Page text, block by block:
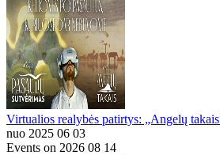
Virtualios realybės patirtys: „Angelų
nuo 2025 06 03
Events on 2026 08 14